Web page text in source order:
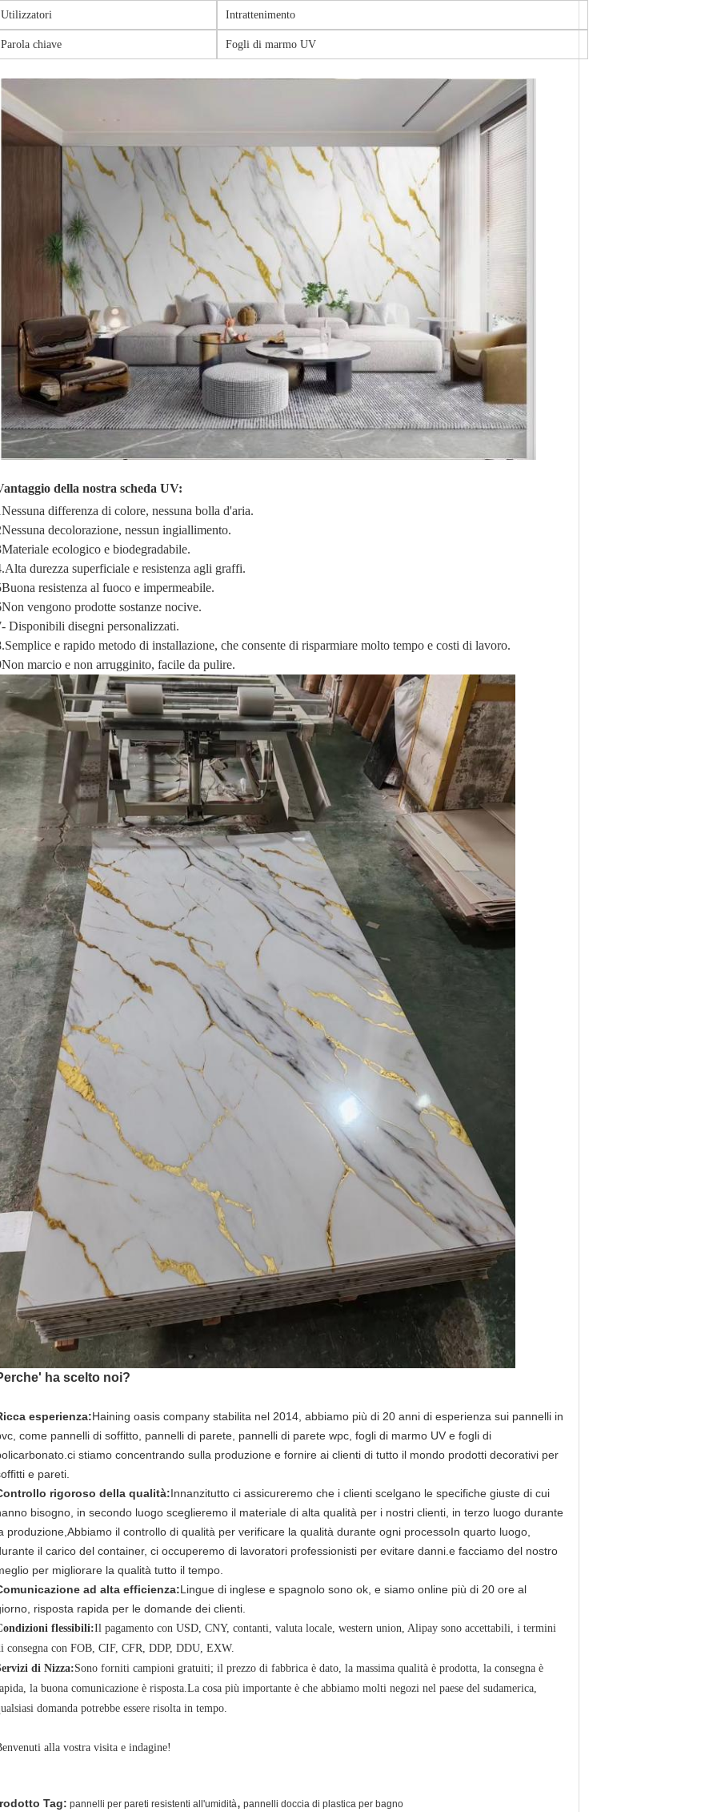
Utilizzatori Intrattenimento
Parola chiave Fogli di marmo UV
della nostra scheda UV:
differenza di colore, nessuna bolla d'aria.
decolorazione, nessun ingiallimento.
ecologico e biodegradabile.
durezza superficiale e resistenza agli graffi.
resistenza al fuoco e impermeabile.
vengono prodotte sostanze nocive.
Disponibili disegni personalizzati.
e rapido metodo di installazione, che consente di risparmiare molto tempo e costi di lavoro.
marcio e non arrugginito, facile da pulire.
ha scelto noi?
esperienza:Haining oasis company stabilita nel 2014, abbiamo più di 20 anni di esperienza sui pannelli in
come pannelli di soffitto, pannelli di parete, pannelli di parete wpc, fogli di marmo UV e fogli di
stiamo concentrando sulla produzione e fornire ai clienti di tutto il mondo prodotti decorativi per
e pareti.
rigoroso della qualità:Innanzitutto ci assicureremo che i clienti scelgano le specifiche giuste di cui
bisogno, in secondo luogo sceglieremo il materiale di alta qualità per i nostri clienti, in terzo luogo durante
produzione,Abbiamo il controllo di qualità per verificare la qualità durante ogni processoIn quarto luogo,
il carico del container, ci occuperemo di lavoratori professionisti per evitare danni.e facciamo del nostro
per migliorare la qualità tutto il tempo.
ad alta efficienza:Lingue di inglese e spagnolo sono ok, e siamo online più di 20 ore al
risposta rapida per le domande dei clienti.
flessibili:Il pagamento con USD, CNY, contanti, valuta locale, western union, Alipay sono accettabili, i termini
consegna con FOB, CIF, CFR, DDP, DDU, EXW.
di Nizza:Sono forniti campioni gratuiti; il prezzo di fabbrica è dato, la massima qualità è prodotta, la consegna è
la buona comunicazione è risposta.La cosa più importante è che abbiamo molti negozi nel paese del sudamerica,
domanda potrebbe essere risolta in tempo.
alla vostra visita e indagine!
Tag: pannelli per pareti resistenti all'umidità, pannelli doccia di plastica per bagno